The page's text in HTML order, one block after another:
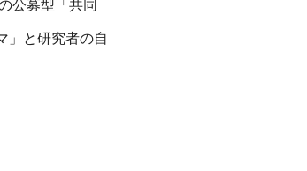
公募型「共同
」と研究者の自